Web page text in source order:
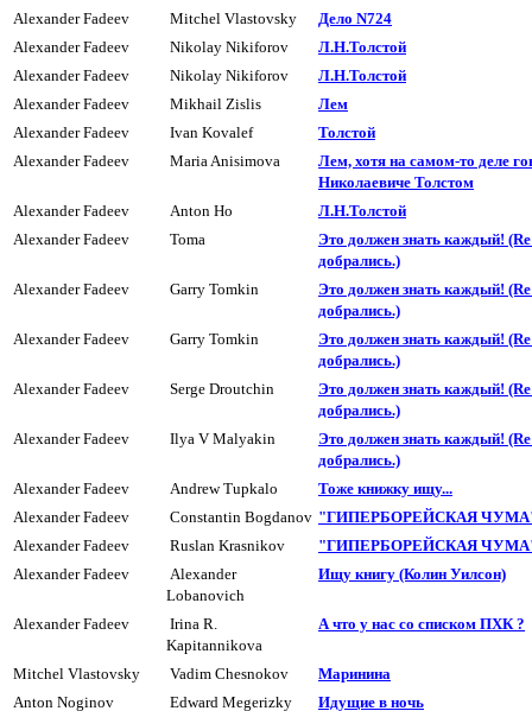
Alexander Fadeev
Mitchel Vlastovsky
Дело N724
Alexander Fadeev
Nikolay Nikiforov
Л.H.Толстой
Alexander Fadeev
Nikolay Nikiforov
Л.H.Толстой
Alexander Fadeev
Mikhail Zislis
Лем
Alexander Fadeev
Ivan Kovalef
Толстой
Alexander Fadeev
Maria Anisimova
Лем, хотя на самом-то деле
Николаевиче Толстом
Alexander Fadeev
Anton Ho
Л.H.Толстой
Alexander Fadeev
Toma
Это должен знать каждый!
добpались.)
Alexander Fadeev
Garry Tomkin
Это должен знать каждый!
добpались.)
Alexander Fadeev
Garry Tomkin
Это должен знать каждый!
добpались.)
Alexander Fadeev
Serge Droutchin
Это должен знать каждый!
добpались.)
Alexander Fadeev
Ilya V Malyakin
Это должен знать каждый!
добpались.)
Alexander Fadeev
Andrew Tupkalo
Тоже книжку ищу...
Alexander Fadeev
Constantin Bogdanov "ГИПЕРБОРЕЙСКАЯ ЧУМА"
Alexander Fadeev
Ruslan Krasnikov
"ГИПЕРБОРЕЙСКАЯ ЧУМА"
Alexander Fadeev
Alexander
Lobanovich
Ищу книгу (Колин Уилсон)
Alexander Fadeev
Irina R.
Kapitannikova
А что у нас со списком ПХК ?
Mitchel Vlastovsky Vadim Chesnokov
Маpинина
Anton Noginov
Edward Megerizky
Идущие в ночь